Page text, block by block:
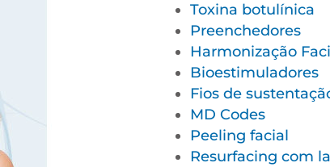
Toxina botulínica
Preenchedores
Harmonização
Bioestimuladores
Fios de
MD Codes
Peeling facial
Resurfacing com